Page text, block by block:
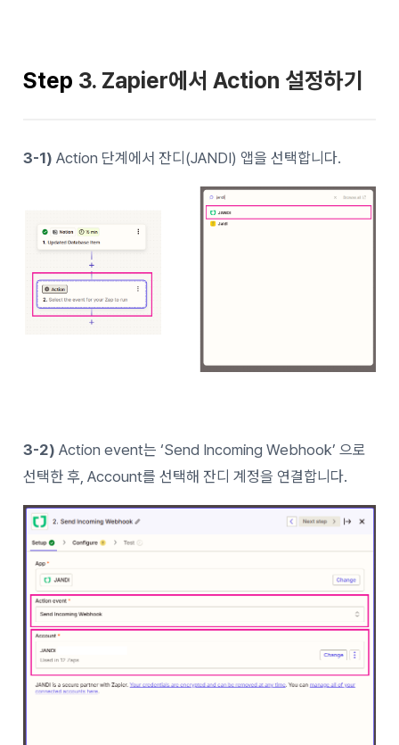
Step 3. Zapier에서 Action 설정하기
3-1) Action 단계에서 잔디(JANDI) 앱을 선택합니다.
3-2) Action event는 ‘Send Incoming Webhook’ 으로
선택한 후, Account를 선택해 잔디 계정을 연결합니다.